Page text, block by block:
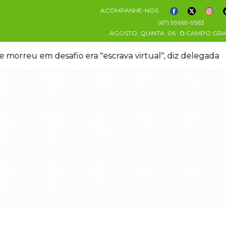
ACOMPANHE-NOS
(67) 99669-9563
AGOSTO, QUINTA 06 CAMPO
morreu em desafio era "escrava virtual", diz delegada